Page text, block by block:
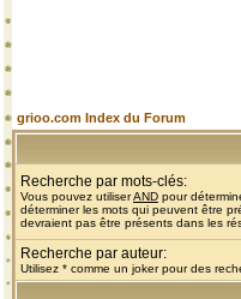
grioo.com Index du Forum
Recherche par mots-clés:
Vous pouvez utiliserAND pour
déterminer les mots qui peuvent être
devraient pas être présents dans les
Recherche par auteur:
Utilisez * comme un joker pour des